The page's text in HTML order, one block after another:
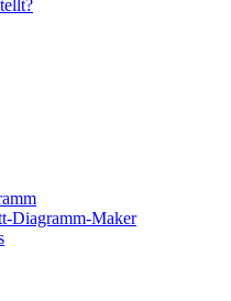
Diagramm-Maker